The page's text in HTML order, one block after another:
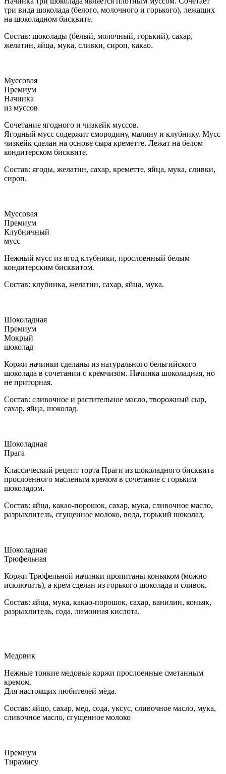
три вида шоколада (белого, молочного и горького), лежащих
на шоколадном бисквите.
Состав: шоколады (белый, молочный, горький), сахар,
желатин, яйца, мука, сливки, сироп, какао.
Муссовая
Премиум
Начинка
из муссов
Сочетание ягодного и чизкейк муссов.
Ягодный мусс содержит смородину, малину и клубнику. Мусс
чизкейк сделан на основе сыра креметте. Лежат на белом
кондитерском бисквите.
Состав: ягоды, желатин, сахар, креметте, яйца, мука, сливки,
сироп.
Муссовая
Премиум
Клубничный
мусс
Нежный мусс из ягод клубники, прослоенный белым
кондитерским бисквитом.
Состав: клубника, желатин, сахар, яйца, мука.
Шоколадная
Премиум
Мокрый
шоколад
Коржи начинки сделаны из натурального бельгийского
шоколада в сочетании с кремчизом. Начинка шоколадная, но
не приторная.
Состав: сливочное и растительное масло, творожный сыр,
сахар, яйца, шоколад.
Шоколадная
Прага
Классический рецепт торта Праги из шоколадного бисквита
прослоенного масленым кремом в сочетание с горьким
шоколадом.
Состав: яйца, какао-порошок, сахар, мука, сливочное масло,
разрыхлитель, сгущенное молоко, вода, горький шоколад.
Шоколадная
Трюфельная
Коржи Трюфельной начинки пропитаны коньяком (можно
исключить), а крем сделан из горького шоколада и сливок.
Состав: яйца, мука, какао-порошок, сахар, ванилин, коньяк,
разрыхлитель, сода, лимонная кислота.
Медовик
Нежные тонкие медовые коржи прослоенные сметанным
кремом.
Для настоящих любителей мёда.
Состав: яйцо, сахар, мед, сода, уксус, сливочное масло, мука,
сливочное масло, сгущенное молоко
Премиум
Тирамису